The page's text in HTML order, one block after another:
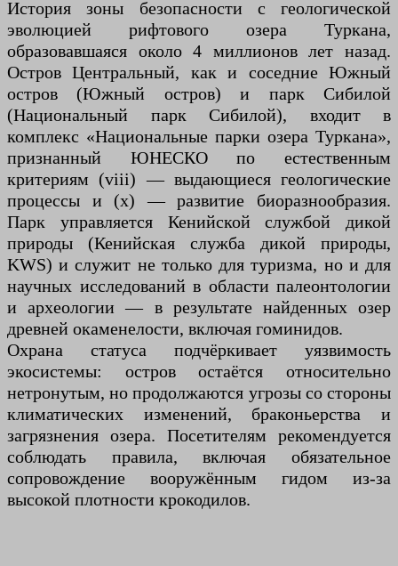
История зоны безопасности с геологической
эволюцией рифтового озера Туркана,
образовавшаяся около 4 миллионов лет назад.
Остров Центральный, как и соседние Южный
остров (Южный остров) и парк Сибилой
(Национальный парк Сибилой), входит в
комплекс «Национальные парки озера Туркана»,
признанный ЮНЕСКО по естественным
критериям (viii) — выдающиеся геологические
процессы и (x) — развитие биоразнообразия.
Парк управляется Кенийской службой дикой
природы (Кенийская служба дикой природы,
KWS) и служит не только для туризма, но и для
научных исследований в области палеонтологии
и археологии — в результате найденных озер
древней окаменелости, включая гоминидов.
Охрана статуса подчёркивает уязвимость
экосистемы: остров остаётся относительно
нетронутым, но продолжаются угрозы со стороны
климатических изменений, браконьерства и
загрязнения озера. Посетителям рекомендуется
соблюдать правила, включая обязательное
сопровождение вооружённым гидом из-за
высокой плотности крокодилов.